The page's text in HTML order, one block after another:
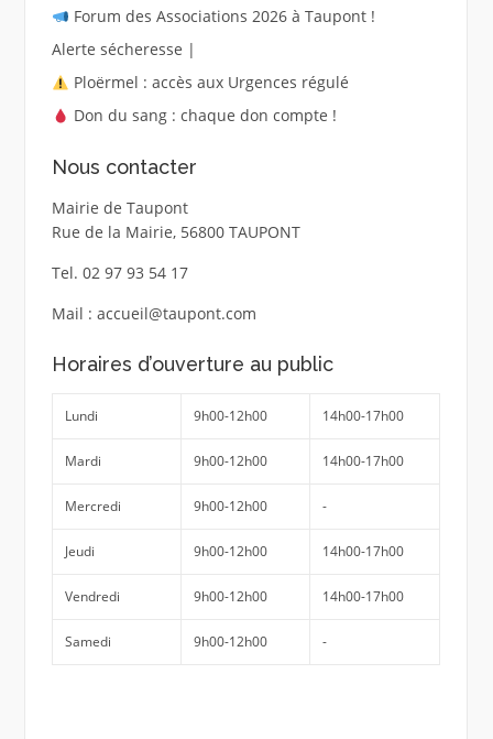
Forum des Associations 2026 à Taupont !
Alerte sécheresse |
Ploërmel : accès aux Urgences régulé
Don du sang : chaque don compte !
Nous contacter
Mairie de Taupont
Rue de la Mairie, 56800 TAUPONT
Tel. 02 97 93 54 17
Mail : accueil@taupont.com
Horaires d’ouverture au public
Lundi 9h00-12h00 14h00-17h00
Mardi 9h00-12h00 14h00-17h00
Mercredi 9h00-12h00 -
Jeudi 9h00-12h00 14h00-17h00
Vendredi 9h00-12h00 14h00-17h00
Samedi 9h00-12h00 -